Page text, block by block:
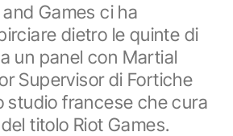
Games ci ha
dietro le quinte di
un panel con Martial
Supervisor di Fortiche
studio francese che cura
titolo Riot Games.